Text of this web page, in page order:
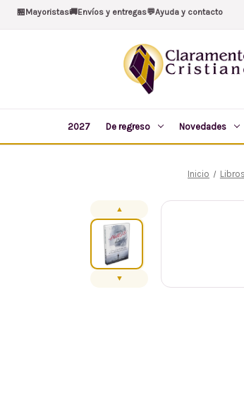
🏪Mayoristas🚚Envíos y entregas💬Ayuda y contacto
2027 De regreso Novedades
Inicio Libros
▲
▼